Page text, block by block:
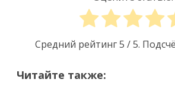
Средний рейтинг5 / 5.
Читайте также: